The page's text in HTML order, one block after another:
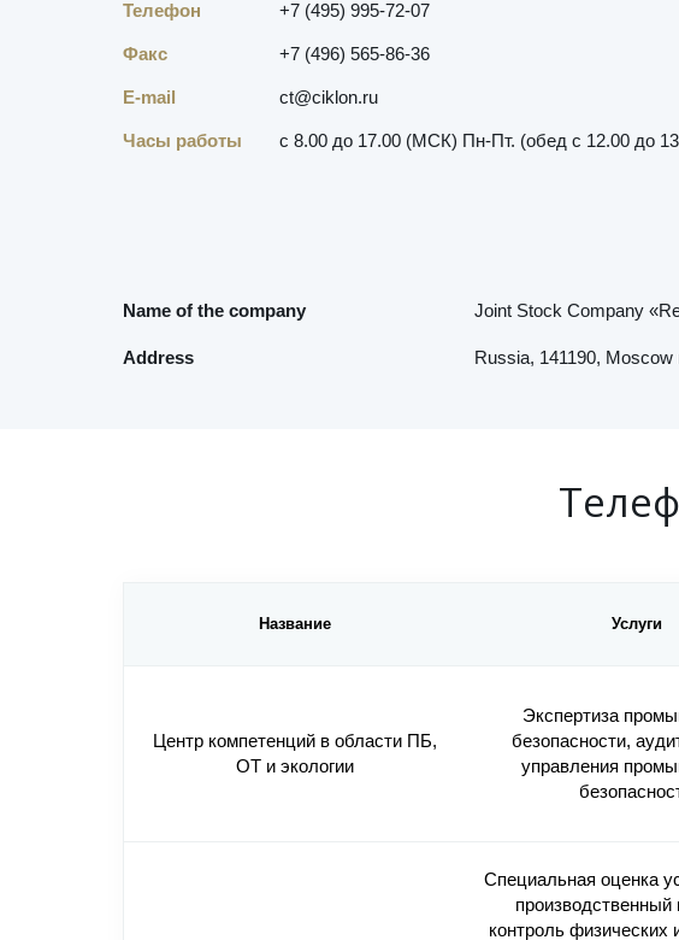
Телефон +7 (495) 995-72-07
Факс +7 (496) 565-86-36
E-mail ct@ciklon.ru
Часы работы с 8.00 до 17.00 (МСК) Пн-Пт. (обед с 12.00 до
Name of the company Joint Stock Company
Address Russia, 141190,
Название Услуги
Центр компетенций в области ПБ,
ОТ и экологии
Экспертиза
безопасности,
управления
Специальная оценка
производственный
контроль физических